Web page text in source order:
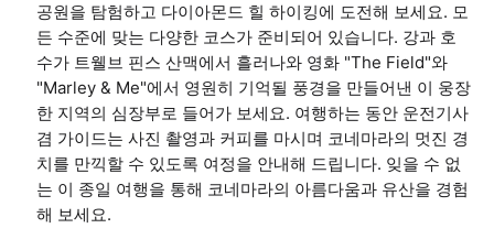
공원을 탐험하고 다이아몬드 힐 하이킹에 도전해 보세요. 모
든 수준에 맞는 다양한 코스가 준비되어 있습니다. 강과 호
수가 트웰브 핀스 산맥에서 흘러나와 영화 "The Field"와
"Marley & Me"에서 영원히 기억될 풍경을 만들어낸 이 웅장
한 지역의 심장부로 들어가 보세요. 여행하는 동안 운전기사
겸 가이드는 사진 촬영과 커피를 마시며 코네마라의 멋진 경
치를 만끽할 수 있도록 여정을 안내해 드립니다. 잊을 수 없
는 이 종일 여행을 통해 코네마라의 아름다움과 유산을 경험
해 보세요.